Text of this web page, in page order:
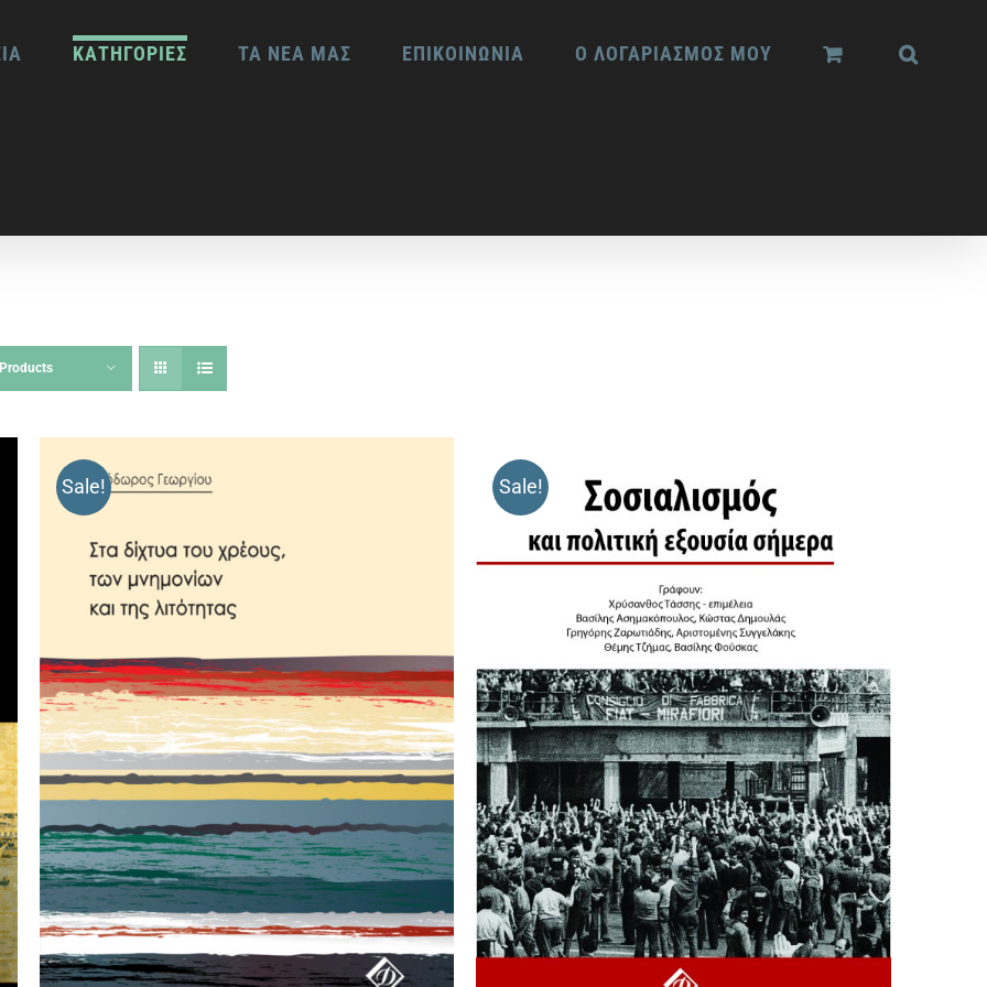
ΚΑΤΗΓΟΡΙΕΣ ΤΑ ΝΕΑ ΜΑΣ ΕΠΙΚΟΙΝΩΝΙΑ Ο ΛΟΓΑΡΙΑΣΜΟΣ ΜΟΥ
Sale! Sale!